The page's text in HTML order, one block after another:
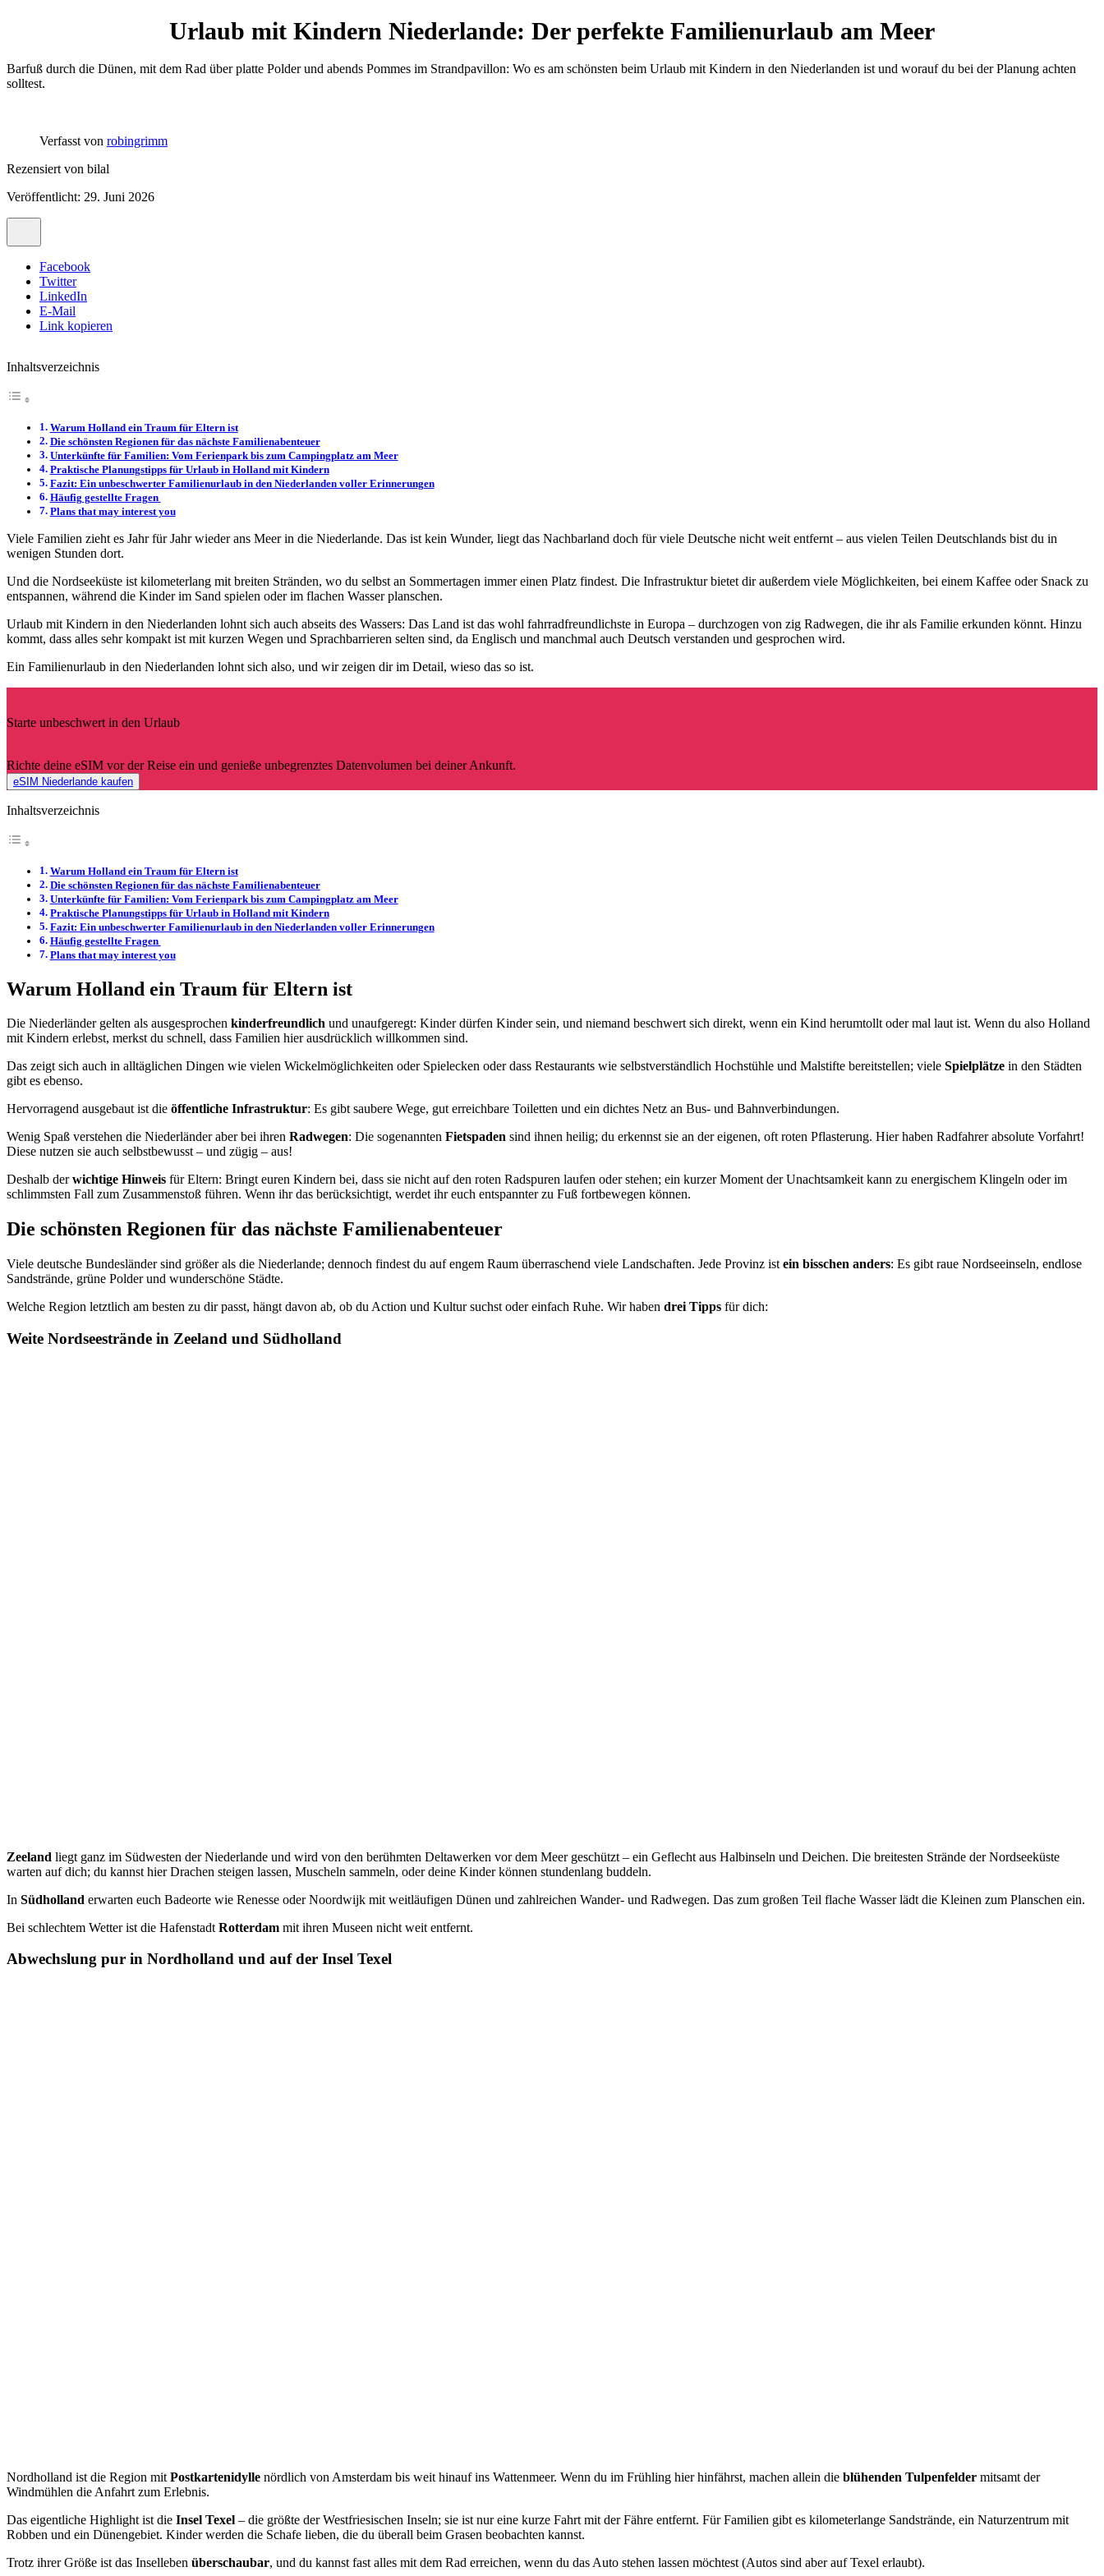
Urlaub mit Kindern Niederlande: Der perfekte Familienurlaub am Meer
Barfuß durch die Dünen, mit dem Rad über platte Polder und abends Pommes im Strandpavillon: Wo es am schönsten beim Urlaub mit Kindern in den Niederlanden ist und worauf du bei der Planung achten
solltest.
Verfasst von robingrimm
Rezensiert von bilal
Veröffentlicht: 29. Juni 2026
Facebook
Twitter
LinkedIn
E-Mail
Link kopieren
Inhaltsverzeichnis
Warum Holland ein Traum für Eltern ist
Die schönsten Regionen für das nächste Familienabenteuer
Unterkünfte für Familien: Vom Ferienpark bis zum Campingplatz am Meer
Praktische Planungstipps für Urlaub in Holland mit Kindern
Fazit: Ein unbeschwerter Familienurlaub in den Niederlanden voller Erinnerungen
Häufig gestellte Fragen
Plans that may interest you
Viele Familien zieht es Jahr für Jahr wieder ans Meer in die Niederlande. Das ist kein Wunder, liegt das Nachbarland doch für viele Deutsche nicht weit entfernt – aus vielen Teilen Deutschlands bist du in
wenigen Stunden dort.
Und die Nordseeküste ist kilometerlang mit breiten Stränden, wo du selbst an Sommertagen immer einen Platz findest. Die Infrastruktur bietet dir außerdem viele Möglichkeiten, bei einem Kaffee oder Snack zu
entspannen, während die Kinder im Sand spielen oder im flachen Wasser planschen.
Urlaub mit Kindern in den Niederlanden lohnt sich auch abseits des Wassers: Das Land ist das wohl fahrradfreundlichste in Europa – durchzogen von zig Radwegen, die ihr als Familie erkunden könnt. Hinzu
kommt, dass alles sehr kompakt ist mit kurzen Wegen und Sprachbarrieren selten sind, da Englisch und manchmal auch Deutsch verstanden und gesprochen wird.
Ein Familienurlaub in den Niederlanden lohnt sich also, und wir zeigen dir im Detail, wieso das so ist.
Starte unbeschwert in den Urlaub
Richte deine eSIM vor der Reise ein und genieße unbegrenztes Datenvolumen bei deiner Ankunft.
eSIM Niederlande kaufen
Inhaltsverzeichnis
Warum Holland ein Traum für Eltern ist
Die schönsten Regionen für das nächste Familienabenteuer
Unterkünfte für Familien: Vom Ferienpark bis zum Campingplatz am Meer
Praktische Planungstipps für Urlaub in Holland mit Kindern
Fazit: Ein unbeschwerter Familienurlaub in den Niederlanden voller Erinnerungen
Häufig gestellte Fragen
Plans that may interest you
Warum Holland ein Traum für Eltern ist
Die Niederländer gelten als ausgesprochen kinderfreundlich und unaufgeregt: Kinder dürfen Kinder sein, und niemand beschwert sich direkt, wenn ein Kind herumtollt oder mal laut ist. Wenn du also Holland
mit Kindern erlebst, merkst du schnell, dass Familien hier ausdrücklich willkommen sind.
Das zeigt sich auch in alltäglichen Dingen wie vielen Wickelmöglichkeiten oder Spielecken oder dass Restaurants wie selbstverständlich Hochstühle und Malstifte bereitstellen; viele Spielplätze in den Städten
gibt es ebenso.
Hervorragend ausgebaut ist die öffentliche Infrastruktur: Es gibt saubere Wege, gut erreichbare Toiletten und ein dichtes Netz an Bus- und Bahnverbindungen.
Wenig Spaß verstehen die Niederländer aber bei ihren Radwegen: Die sogenannten Fietspaden sind ihnen heilig; du erkennst sie an der eigenen, oft roten Pflasterung. Hier haben Radfahrer absolute Vorfahrt!
Diese nutzen sie auch selbstbewusst – und zügig – aus!
Deshalb derwichtige Hinweis für Eltern: Bringt euren Kindern bei, dass sie nicht auf den roten Radspuren laufen oder stehen; ein kurzer Moment der Unachtsamkeit kann zu energischem Klingeln oder im
schlimmsten Fall zum Zusammenstoß führen. Wenn ihr das berücksichtigt, werdet ihr euch entspannter zu Fuß fortbewegen können.
Die schönsten Regionen für das nächste Familienabenteuer
Viele deutsche Bundesländer sind größer als die Niederlande; dennoch findest du auf engem Raum überraschend viele Landschaften. Jede Provinz ist ein bisschen anders: Es gibt raue Nordseeinseln, endlose
Sandstrände, grüne Polder und wunderschöne Städte.
Welche Region letztlich am besten zu dir passt, hängt davon ab, ob du Action und Kultur suchst oder einfach Ruhe. Wir haben drei Tipps für dich:
Weite Nordseestrände in Zeeland und Südholland
Zeeland liegt ganz im Südwesten der Niederlande und wird von den berühmten Deltawerken vor dem Meer geschützt – ein Geflecht aus Halbinseln und Deichen. Die breitesten Strände der Nordseeküste
warten auf dich; du kannst hier Drachen steigen lassen, Muscheln sammeln, oder deine Kinder können stundenlang buddeln.
In Südholland erwarten euch Badeorte wie Renesse oder Noordwijk mit weitläufigen Dünen und zahlreichen Wander- und Radwegen. Das zum großen Teil flache Wasser lädt die Kleinen zum Planschen ein.
Bei schlechtem Wetter ist die Hafenstadt Rotterdam mit ihren Museen nicht weit entfernt.
Abwechslung pur in Nordholland und auf der Insel Texel
Nordholland ist die Region mit Postkartenidylle nördlich von Amsterdam bis weit hinauf ins Wattenmeer. Wenn du im Frühling hier hinfährst, machen allein die blühenden Tulpenfelder mitsamt der
Windmühlen die Anfahrt zum Erlebnis.
Das eigentliche Highlight ist die Insel Texel – die größte der Westfriesischen Inseln; sie ist nur eine kurze Fahrt mit der Fähre entfernt. Für Familien gibt es kilometerlange Sandstrände, ein Naturzentrum mit
Robben und ein Dünengebiet. Kinder werden die Schafe lieben, die du überall beim Grasen beobachten kannst.
Trotz ihrer Größe ist das Inselleben überschaubar, und du kannst fast alles mit dem Rad erreichen, wenn du das Auto stehen lassen möchtest (Autos sind aber auf Texel erlaubt).